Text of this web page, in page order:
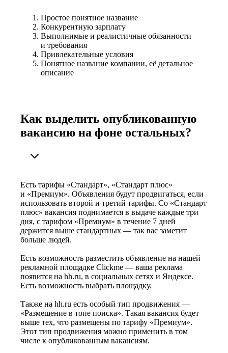
Простое понятное название
Конкурентную зарплату
Выполнимые и реалистичные обязанности
и требования
Привлекательные условия
Понятное название компании, её детальное
описание
Как выделить опубликованную
вакансию на фоне остальных?
Есть тарифы «Стандарт», «Стандарт плюс»
и «Премиум». Объявления будут продвигаться, если
использовать второй и третий тарифы. Со «Стандарт
плюс» вакансия поднимается в выдаче каждые три
дня, с тарифом «Премиум» в течение 7 дней
держится выше стандартных — так вас заметит
больше людей.
Есть возможность разместить объявление на нашей
рекламной площадке Clickme — ваша реклама
появится на hh.ru, в социальных сетях и Яндексе.
Есть возможность выбрать площадку.
Также на hh.ru есть особый тип продвижения —
«Размещение в топе поиска». Такая вакансия будет
выше тех, что размещены по тарифу «Премиум».
Этот тип продвижения можно применить в том
числе к опубликованным вакансиям.